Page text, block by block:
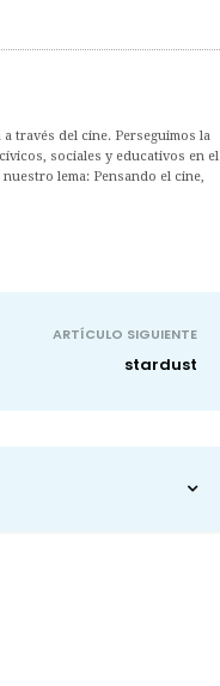
través del cine. Perseguimos la
sociales y educativos en el
lema: Pensando el cine,
ARTÍCULO SIGUIENTE
stardust